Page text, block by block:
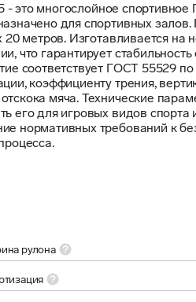
это многослойное
для спортивных залов.
20 метров. Изготавливается на
что гарантирует стабильность
соответствует ГОСТ 55529
коэффициенту трения,
мяча. Технические
его для игровых видов спорта
нормативных требований к
рулона